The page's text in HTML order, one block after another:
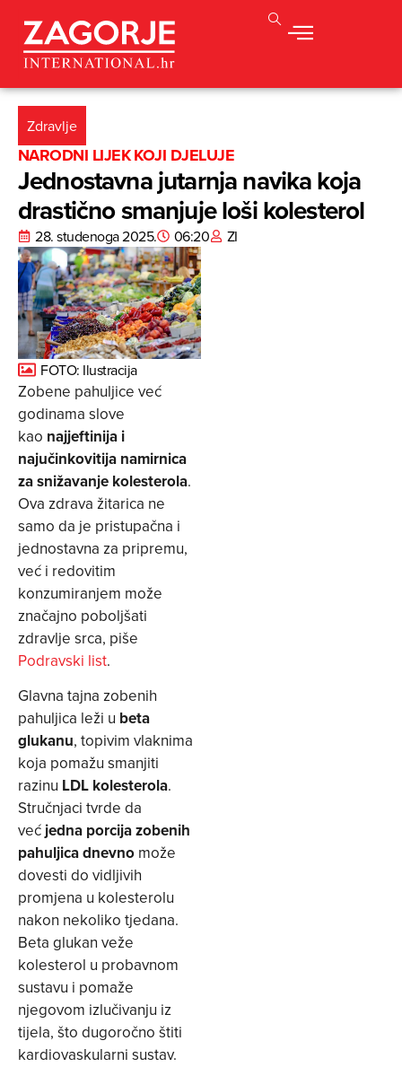
Zdravlje
NARODNI LIJEK KOJI DJELUJE
Jednostavna jutarnja navika koja
drastično smanjuje loši kolesterol
28. studenoga 2025. 06:20 ZI
FOTO: Ilustracija
Zobene pahuljice već
godinama slove
kao najjeftinija i
najučinkovitija namirnica
za snižavanje kolesterola.
Ova zdrava žitarica ne
samo da je pristupačna i
jednostavna za pripremu,
već i redovitim
konzumiranjem može
značajno poboljšati
zdravlje srca, piše
Podravski list.
Glavna tajna zobenih
pahuljica leži u beta
glukanu, topivim vlaknima
koja pomažu smanjiti
razinu LDL kolesterola.
Stručnjaci tvrde da
većjedna porcija zobenih
pahuljica dnevno može
dovesti do vidljivih
promjena u kolesterolu
nakon nekoliko tjedana.
Beta glukan veže
kolesterol u probavnom
sustavu i pomaže
njegovom izlučivanju iz
tijela, što dugoročno štiti
kardiovaskularni sustav.